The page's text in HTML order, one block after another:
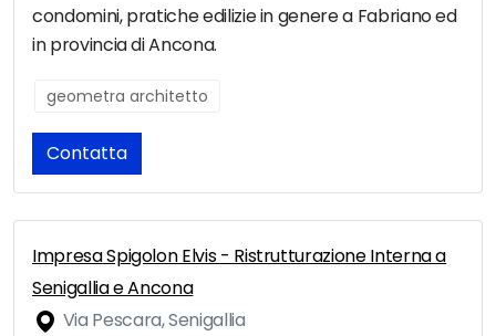
condomini, pratiche edilizie in genere a Fabriano ed
in provincia di Ancona.
geometra architetto
Contatta
Impresa Spigolon Elvis - Ristrutturazione Interna a
Senigallia e Ancona
Via Pescara, Senigallia